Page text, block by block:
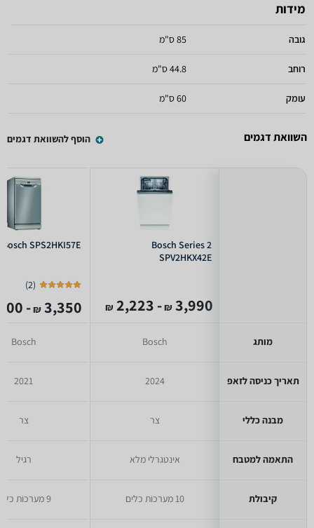
מידות
גובה 85 ס"מ
רוחב 44.8 ס"מ
עומק 60 ס"מ
השוואת דגמים הוסף להשוואת דגמים
מותג
תאריך כניסה לזאפ
מבנה כללי
התאמה למטבח
קיבולת
Bosch Series 2
SPV2HKX42E
3,990
₪
- 2,223
₪
Bosch
2024
צר
אינטגרלי מלא
10 מערכות כלים
Bosch SPS2HKI57E
(
2
)
3,350
₪
- 2,000
Bosch
2021
צר
רגיל
9 מערכות כלים